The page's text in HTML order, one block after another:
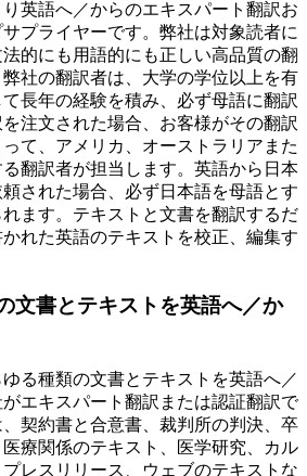
英語へ／からのエキスパート翻訳お
プライヤーです。弊社は対象読者に
的にも用語的にも正しい高品質の翻
社の翻訳者は、大学の学位以上を有
長年の経験を積み、必ず母語に翻訳
注文された場合、お客様がその翻訳
て、アメリカ、オーストラリアまた
翻訳者が担当します。英語から日本
された場合、必ず日本語を母語とす
ます。テキストと文書を翻訳するだ
れた英語のテキストを校正、編集す
文書とテキストを英語へ／か
る種類の文書とテキストを英語へ／
エキスパート翻訳または認証翻訳で
契約書と合意書、裁判所の判決、卒
療関係のテキスト、医学研究、カル
レスリリース、ウェブのテキストな